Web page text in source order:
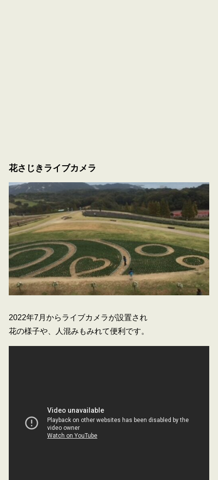
花さじきライブカメラ
2022年7月からライブカメラが設置され
花の様子や、人混みもみれて便利です。